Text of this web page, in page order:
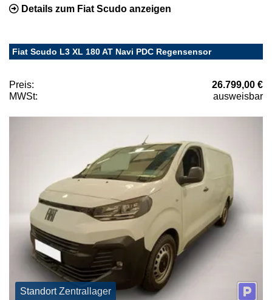
Details zum Fiat Scudo anzeigen
Fiat Scudo L3 XL 180 AT Navi PDC Regensensor
Preis:
26.799,00 €
MWSt:
ausweisbar
Standort Zentrallager